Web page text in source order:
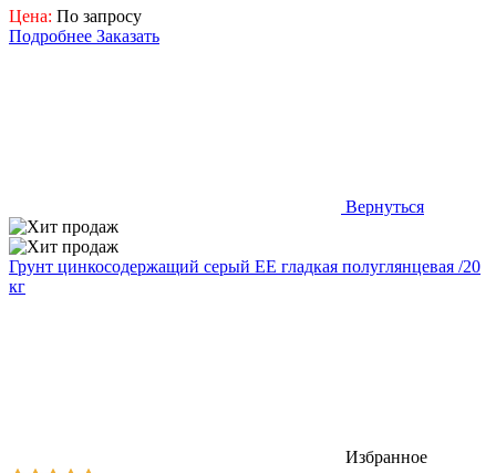
Цена: По запросу
Подробнее Заказать
Вернуться
Грунт цинкосодержащий серый EE гладкая полуглянцевая /20
кг
Избранное